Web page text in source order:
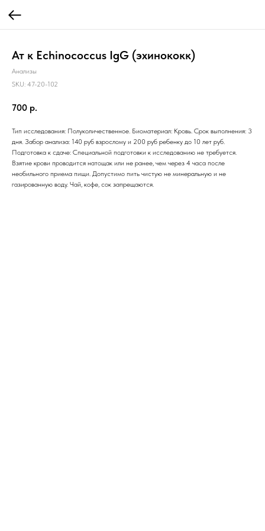
Ат к Echinococcus IgG (эхинококк)
Анализы
SKU: 47-20-102
700 р.
Тип исследования: Полуколичественное. Биоматериал: Кровь. Срок выполнения: 3
дня. Забор анализа: 140 руб взрослому и 200 руб ребенку до 10 лет руб.
Подготовка к сдаче: Специальной подготовки к исследованию не требуется.
Взятие крови проводится натощак или не ранее, чем через 4 часа после
необильного приема пищи. Допустимо пить чистую не минеральную и не
газированную воду. Чай, кофе, сок запрещаются.